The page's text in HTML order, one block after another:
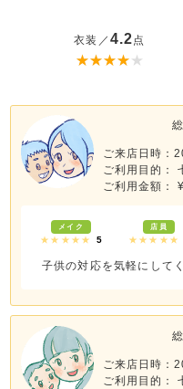
衣装／ 4.2点
ご来店日時：
ご利用目的：
ご利用金額：
メイク
★★★★★ 5
店員
★★★★★
子供の対応を気軽にして
ご来店日時：
ご利用目的：